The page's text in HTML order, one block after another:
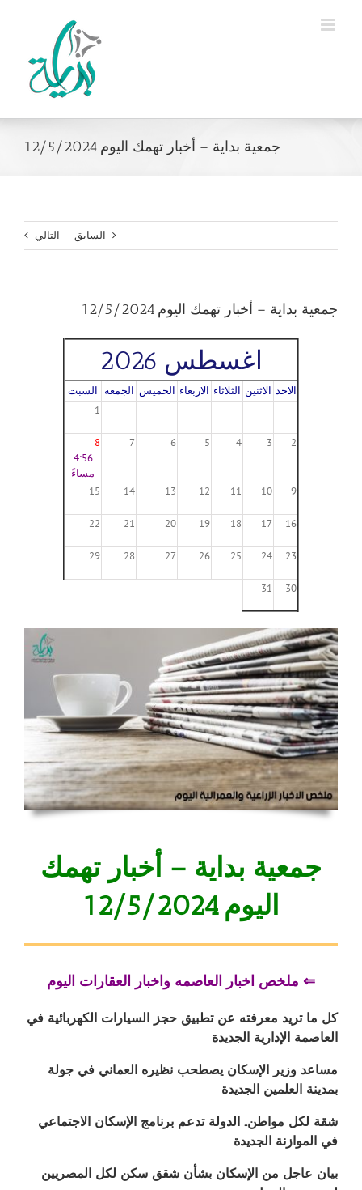
جمعية بداية – أخبار تهمك اليوم 12/5/2024
السابق التالي
جمعية بداية – أخبار تهمك اليوم 12/5/2024
اغسطس 2026
الاحد الاثنين الثلاثاء الاربعاء الخميس الجمعة السبت
1
2
3
4
5
6
7
8
4:56
مساءً
9
10
11
12
13
14
15
16
17
18
19
20
21
22
23
24
25
26
27
28
29
30
31
جمعية بداية – أخبار تهمك
اليوم 12/5/2024
⇐ ملخص اخبار العاصمه واخبار العقارات اليوم
كل ما تريد معرفته عن تطبيق حجز السيارات الكهربائية في
العاصمة الإدارية الجديدة
مساعد وزير الإسكان يصطحب نظيره العماني في جولة
بمدينة العلمين الجديدة
شقة لكل مواطن.. الدولة تدعم برنامج الإسكان الاجتماعي
في الموازنة الجديدة
بيان عاجل من الإسكان بشأن شقق سكن لكل المصريين